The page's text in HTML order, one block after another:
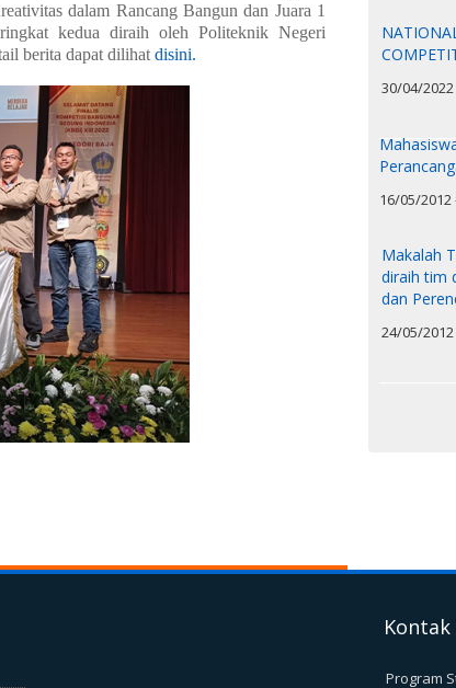
dalam Rancang Bangun dan Juara 1
kedua diraih oleh Politeknik Negeri
berita dapat dilihat disini.
30/04/2022
16/05/2012
Makalah
diraih tim
dan
24/05/2012
Kontak
Program